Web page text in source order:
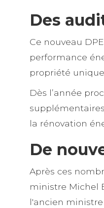
Des
Ce nouveau
performance
propriété
Dès l’année
la rénovation
De
Après ces
ministre Michel
l'ancien